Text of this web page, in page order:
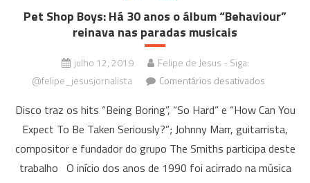
Pet Shop Boys: Há 30 anos o álbum “Behaviour”
reinava nas paradas musicais
julho 12, 2019
Felipe de Jesus - Siga:
@felipe_jesusjornalista
Comentários desativadosem
Shop
Boys:
Há
30
Disco traz os hits “Being Boring”, “So Hard” e “How Can You
Expect To Be Taken Seriously?”; Johnny Marr, guitarrista,
compositor e fundador do grupo The Smiths participa deste
trabalho O início dos anos de 1990 foi acirrado na música